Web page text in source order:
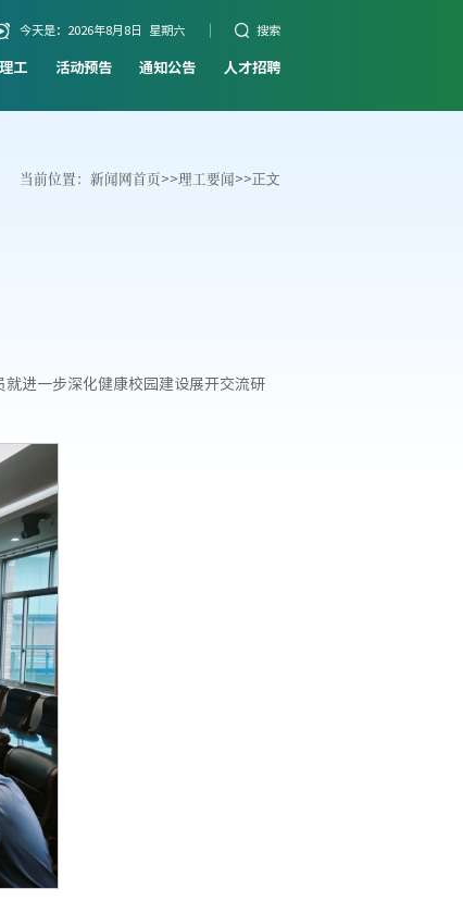
今天是： 2026年8月8日 星期六 搜索
工 活动预告 通知公告 人才招聘
当前位置： 新闻网首页>>理工要闻>>正文
进一步深化健康校园建设展开交流研